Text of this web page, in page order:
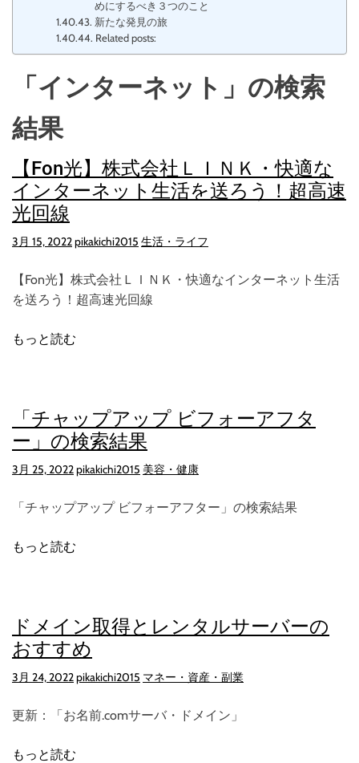
めにするべき３つのこと
新たな発見の旅
Related posts:
「インターネット」の検索
結果
【Fon光】株式会社ＬＩＮＫ・快適な
インターネット生活を送ろう！超高速
光回線
3月 15, 2022pikakichi2015 生活・ライフ
【Fon光】株式会社ＬＩＮＫ・快適なインターネット生活
を送ろう！超高速光回線
もっと読む
「チャップアップ ビフォーアフタ
ー」の検索結果
3月 25, 2022pikakichi2015 美容・健康
「チャップアップ ビフォーアフター」の検索結果
もっと読む
ドメイン取得とレンタルサーバーの
おすすめ
3月 24, 2022pikakichi2015 マネー・資産・副業
更新：「お名前.comサーバ・ドメイン」
もっと読む